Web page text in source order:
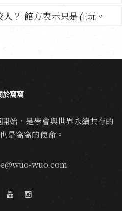
？ 館方表示只是在玩。
於窩窩
始，是學會與世界永續共存的
窩窩的使命。
wuo.com